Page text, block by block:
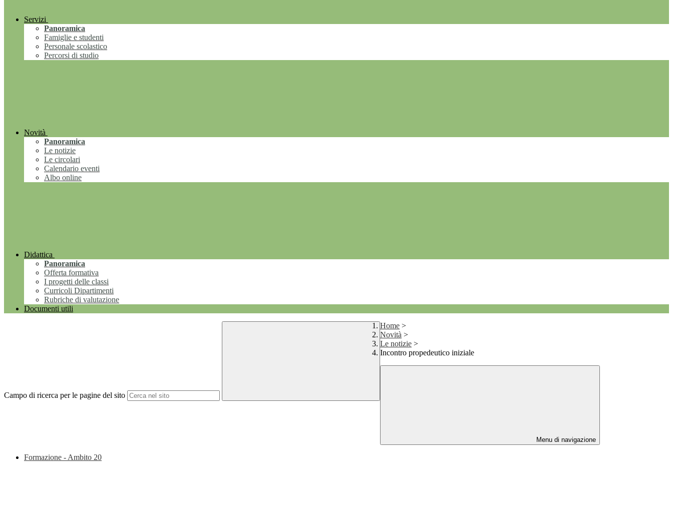
Servizi
Panoramica
Famiglie e studenti
Personale scolastico
Percorsi di studio
Novità
Panoramica
Le notizie
Le circolari
Calendario eventi
Albo online
Didattica
Panoramica
Offerta formativa
I progetti delle classi
Curricoli Dipartimenti
Rubriche di valutazione
Documenti utili
Campo di ricerca per le pagine del sito
Home >
Novità >
Le notizie >
Incontro propedeutico iniziale
Menu di navigazione
Formazione - Ambito 20